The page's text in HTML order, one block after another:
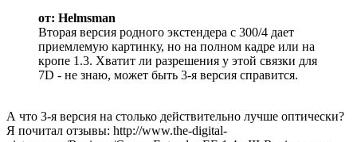
от: Helmsman
Вторая версия родного экстендера с 300/4 дает
приемлемую картинку, но на полном кадре или на
кропе 1.3. Хватит ли разрешения у этой связки для
7D - не знаю, может быть 3-я версия справится.
А что 3-я версия на столько действительно лучше оптически?
Я почитал отзывы: http://www.the-digital-